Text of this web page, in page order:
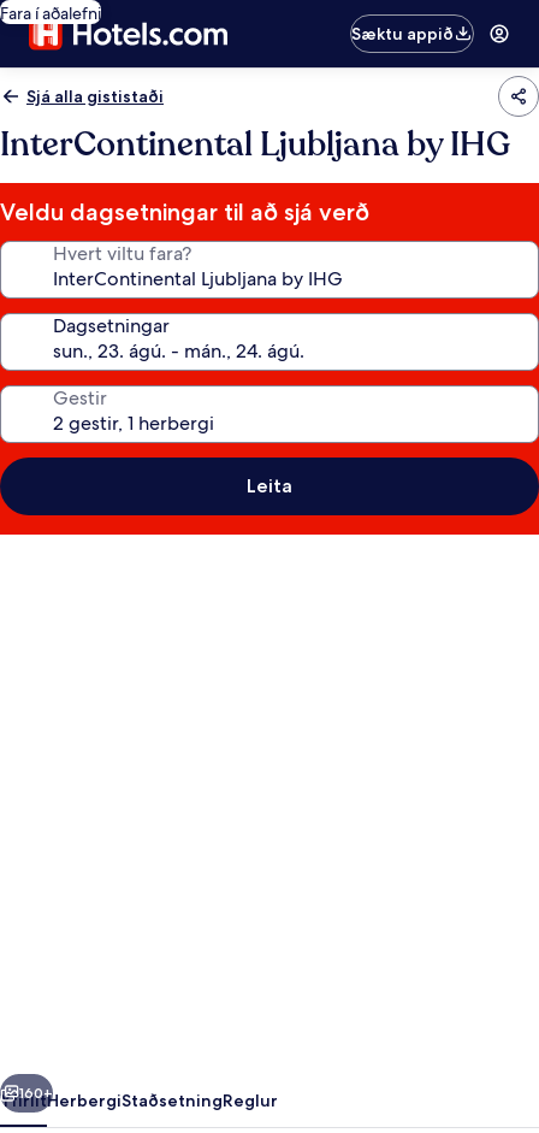
Fara í aðalefni
Sæktu appið
Sjá alla gististaði
InterContinental Ljubljana by IHG
Veldu dagsetningar til að sjá verð
Hvert viltu fara?
Dagsetningar
Gestir
Leita
Næsta
160+
YfirlitHerbergiStaðsetningReglur